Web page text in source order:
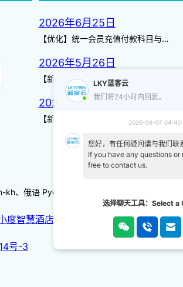
2026年6月25日
【优化】统一会员充值付款科目与…
2026年5月26日
【新增】自定义储值金额 背景案…
2026年3月14日
【新增】页面图标 【优化】日历…
、俄语 Русский 、韩语/朝鲜语한국어、日本語
度智慧酒店 天猫智慧酒店
号-3
LKY蓝客云
我们将24小时内回复。
2026-08-07
您好，有任何疑问请与我们联
If you have any questions or
free to contact us.
选择聊天工具：Select a